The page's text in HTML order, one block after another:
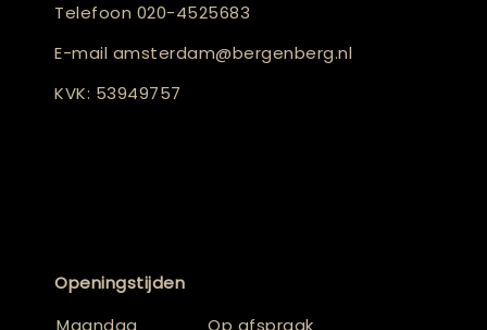
Telefoon 020-4525683
E-mail amsterdam@bergenberg.nl
KVK: 53949757
Openingstijden
Maandag
Op afspraak